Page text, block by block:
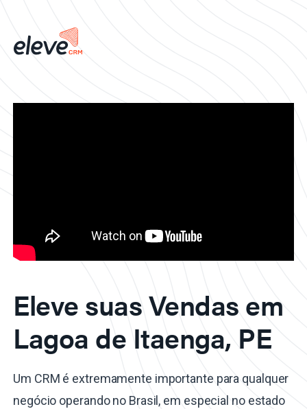
Eleve suas Vendas em
Lagoa de Itaenga, PE
Um CRM é extremamente importante para qualquer
negócio operando no Brasil, em especial no estado